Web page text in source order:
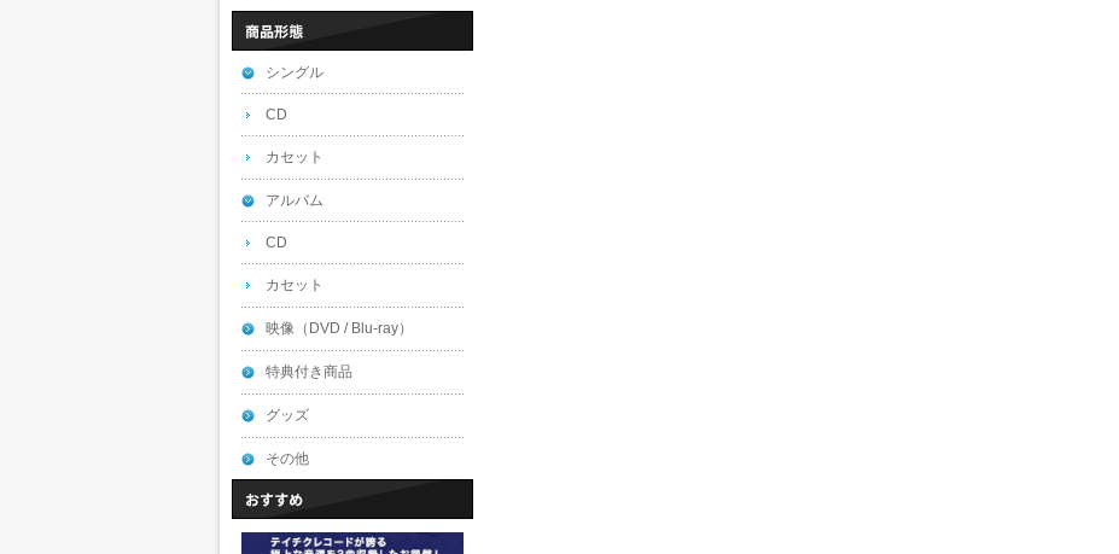
シングル
CD
カセット
アルバム
CD
カセット
映像（DVD / Blu-ray）
特典付き商品
グッズ
その他